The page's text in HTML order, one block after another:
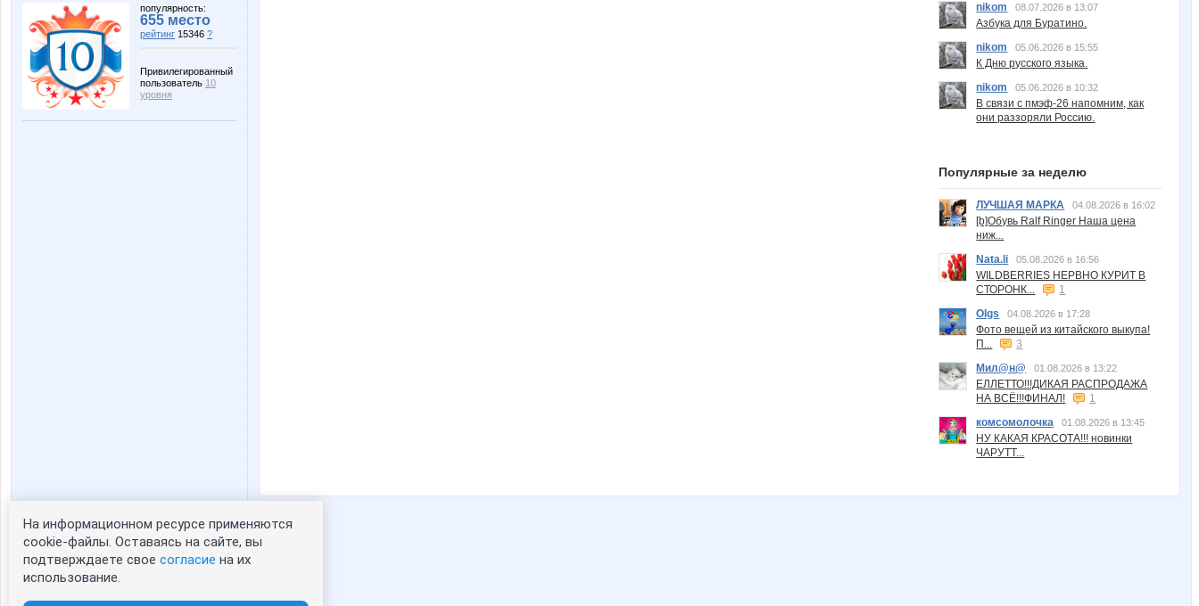
популярность:
655 место
рейтинг 15346 ?
Привилегированный
пользователь 10
уровня
Статистика портрета:
сейчас просматривают портрет - 0
зарегистрированные пользователи
nikom
08.07.2026 в 13:07
Азбука для Буратино.
nikom
05.06.2026 в 15:55
К Дню русского языка.
nikom
05.06.2026 в 10:32
В связи с пмэф-26 напомним, как
они раззоряли Россию.
Популярные за неделю
ЛУЧШАЯ МАРКА 04.08.2026 в 16:02
[b]Обувь Ralf Ringer Наша цена
ниж...
Nata.li
05.08.2026 в 16:56
WILDBERRIES НЕРВНО КУРИТ В
СТОРОНК...
1
Olgs
04.08.2026 в 17:28
Фото вещей из китайского выкупа!
П...
3
Мил@н@
01.08.2026 в 13:22
ЕЛЛЕТТО!!!ДИКАЯ РАСПРОДАЖА
НА ВСЁ!!!ФИНАЛ!
1
комсомолочка
01.08.2026 в 13:45
НУ КАКАЯ КРАСОТА!!! новинки
ЧАРУТТ...
На информационном ресурсе применяются
cookie-файлы. Оставаясь на сайте, вы
подтверждаете свое согласие на их
использование.